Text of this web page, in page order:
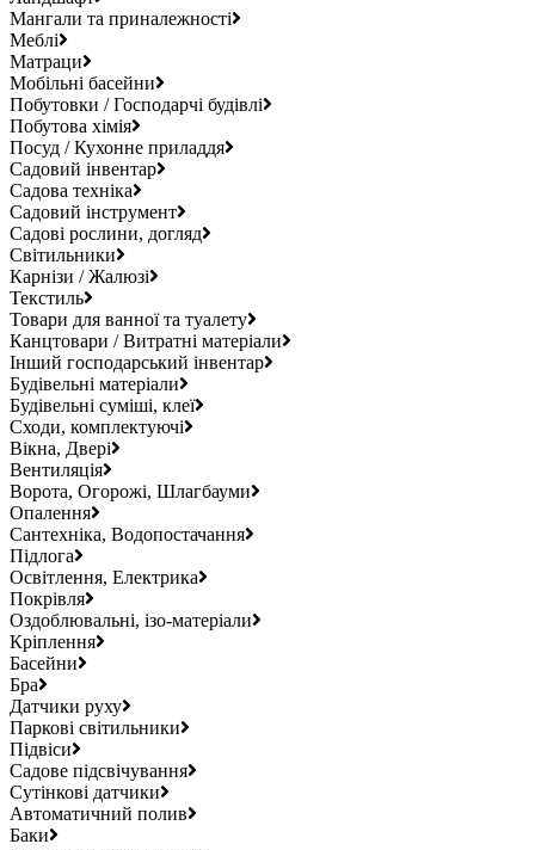
Мангали та приналежності
Меблі
Матраци
Мобільні басейни
Побутовки / Господарчі будівлі
Побутова хімія
Посуд / Кухонне приладдя
Садовий інвентар
Садова техніка
Садовий інструмент
Садові рослини, догляд
Світильники
Карнізи / Жалюзі
Текстиль
Товари для ванної та туалету
Канцтовари / Витратні матеріали
Інший господарський інвентар
Будівельні матеріали
Будівельні суміші, клеї
Сходи, комплектуючі
Вікна, Двері
Вентиляція
Ворота, Огорожі, Шлагбауми
Опалення
Сантехніка, Водопостачання
Підлога
Освітлення, Електрика
Покрівля
Оздоблювальні, ізо-матеріали
Кріплення
Басейни
Бра
Датчики руху
Паркові світильники
Підвіси
Садове підсвічування
Сутінкові датчики
Автоматичний полив
Баки